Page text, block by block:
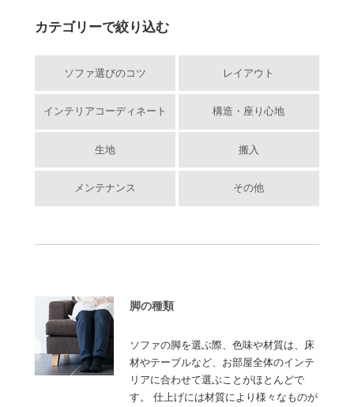
カテゴリーで絞り込む
ソファ選びのコツ レイアウト
インテリアコーディネート 構造・座り心地
生地 搬入
メンテナンス その他
脚の種類
ソファの脚を選ぶ際、色味や材質は、床
材やテーブルなど、お部屋全体のインテ
リアに合わせて選ぶことがほとんどで
す。 仕上げには材質により様々なものが